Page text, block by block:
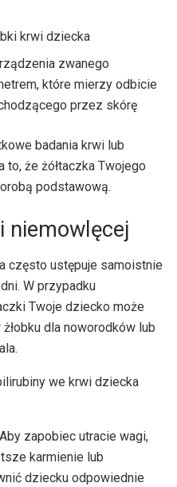
krwi dziecka
zwanego
które mierzy odbicie
przez skórę
badania krwi lub
że żółtaczka Twojego
podstawową.
niemowlęcej
często ustępuje samoistnie
W przypadku
Twoje dziecko może
dla noworodków lub
we krwi dziecka
Aby zapobiec utracie wagi,
karmienie lub
dziecku odpowiednie